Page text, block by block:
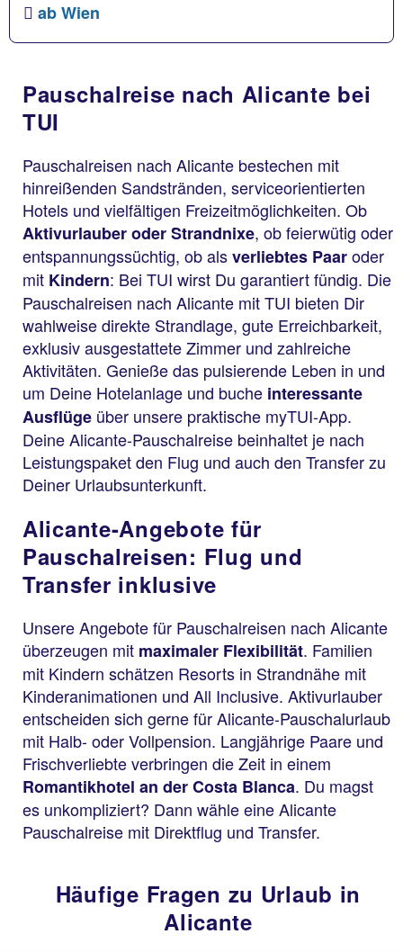
ab Wien
Pauschalreise nach Alicante bei
TUI
Pauschalreisen nach Alicante bestechen mit
hinreißenden Sandstränden, serviceorientierten
Hotels und vielfältigen Freizeitmöglichkeiten. Ob
Aktivurlauber oder Strandnixe, ob feierwütig oder
entspannungssüchtig, ob alsverliebtes Paaroder
mit Kindern: Bei TUI wirst Du garantiert fündig. Die
Pauschalreisen nach Alicante mit TUI bieten Dir
wahlweise direkte Strandlage, gute Erreichbarkeit,
exklusiv ausgestattete Zimmer und zahlreiche
Aktivitäten. Genieße das pulsierende Leben in und
um Deine Hotelanlage und buche interessante
Ausflüge über unsere praktische myTUI-App.
Deine Alicante-Pauschalreise beinhaltet je nach
Leistungspaket den Flug und auch den Transfer zu
Deiner Urlaubsunterkunft.
Alicante-Angebote für
Pauschalreisen: Flug und
Transfer inklusive
Unsere Angebote für Pauschalreisen nach Alicante
überzeugen mit maximaler Flexibilität. Familien
mit Kindern schätzen Resorts in Strandnähe mit
Kinderanimationen und All Inclusive. Aktivurlauber
entscheiden sich gerne für Alicante-Pauschalurlaub
mit Halb- oder Vollpension. Langjährige Paare und
Frischverliebte verbringen die Zeit in einem
Romantikhotel an der Costa Blanca. Du magst
es unkompliziert? Dann wähle eine Alicante
Pauschalreise mit Direktflug und Transfer.
Häufige Fragen zu Urlaub in
Alicante